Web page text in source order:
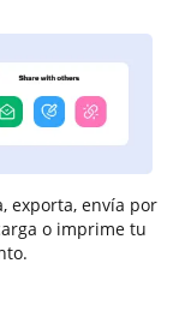
exporta, envía por
o imprime tu